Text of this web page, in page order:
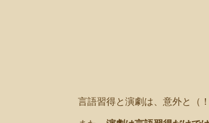
言語習得と演劇は、意外と（